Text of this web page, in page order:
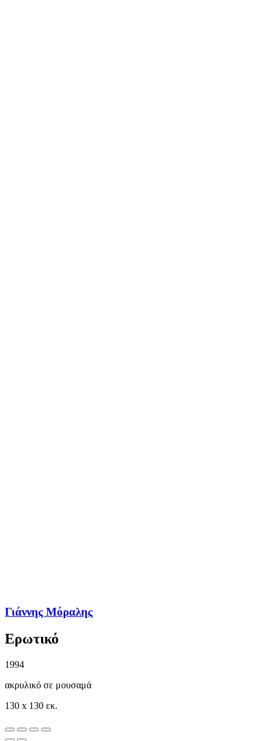
Γιάννης Μόραλης
Ερωτικό
1994
ακρυλικό σε μουσαμά
130 x 130 εκ.